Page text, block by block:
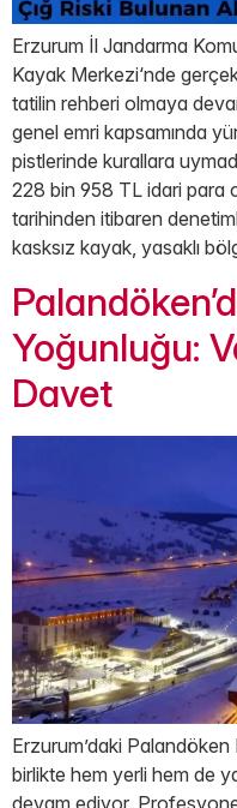
Erzurum İl Jandarma
Kayak Merkezi‘nde
tatilin rehberi olmaya
genel emri kapsamında
pistlerinde kurallara
228 bin 958 TL idari para
tarihinden itibaren
kasksız kayak, yasaklı
Yoğunluğu:
Davet
Erzurum’daki
birlikte hem yerli hem de